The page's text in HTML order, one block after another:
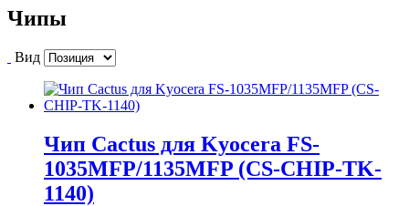
Чипы
Вид
Чип Cactus для Kyocera FS-
1035MFP/1135MFP (CS-CHIP-TK-
1140)